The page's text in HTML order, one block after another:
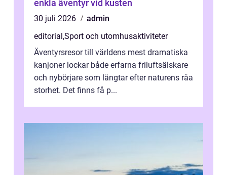
enkla äventyr vid kusten
30 juli 2026
admin
editorial,Sport och utomhusaktiviteter
Äventyrsresor till världens mest dramatiska
kanjoner lockar både erfarna friluftsälskare
och nybörjare som längtar efter naturens råa
storhet. Det finns få p...